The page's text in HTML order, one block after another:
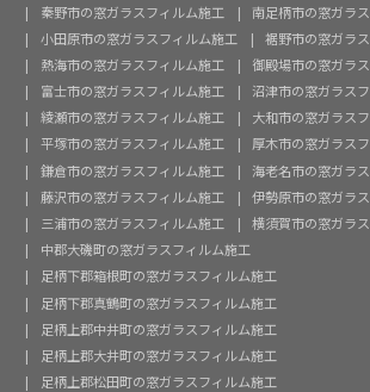
秦野市の窓ガラスフィルム施工
南足柄市の窓ガラ
小田原市の窓ガラスフィルム施工
裾野市の窓ガラ
熱海市の窓ガラスフィルム施工
御殿場市の窓ガラ
富士市の窓ガラスフィルム施工
沼津市の窓ガラス
綾瀬市の窓ガラスフィルム施工
大和市の窓ガラス
平塚市の窓ガラスフィルム施工
厚木市の窓ガラス
鎌倉市の窓ガラスフィルム施工
海老名市の窓ガラ
藤沢市の窓ガラスフィルム施工
伊勢原市の窓ガラ
三浦市の窓ガラスフィルム施工
横須賀市の窓ガラ
中郡大磯町の窓ガラスフィルム施工
足柄下郡箱根町の窓ガラスフィルム施工
足柄下郡真鶴町の窓ガラスフィルム施工
足柄上郡中井町の窓ガラスフィルム施工
足柄上郡大井町の窓ガラスフィルム施工
足柄上郡松田町の窓ガラスフィルム施工